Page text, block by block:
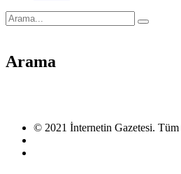
Arama
© 2021 İnternetin Gazetesi. Tüm